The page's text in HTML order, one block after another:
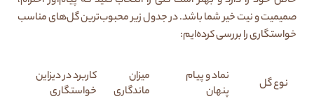
صمیمیت و نیت خیر شما باشد. در جدول زیر محبوب‌ترین گل‌های مناسب
خواستگاری را بررسی کرده‌ایم:
نوع گل
نماد و پیام
پنهان
میزان
ماندگاری
کاربرد در دیزاین
خواستگاری